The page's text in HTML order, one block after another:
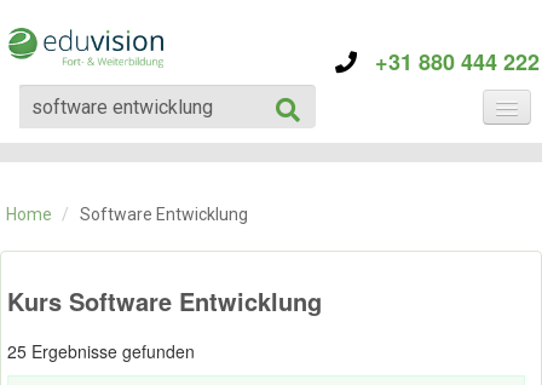
+31 880 444 222
KATEGORIE
KONTAKT
Home / Software Entwicklung
Kurs Software Entwicklung
25 Ergebnisse gefunden